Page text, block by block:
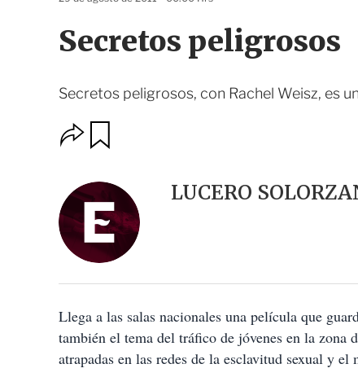
r
Secretos peligrosos
Secretos peligrosos, con Rachel Weisz, es
O
p
o
n
e
c
m
a
r
d
a
r
LUCERO
Llega a las salas nacionales una película que
también el tema del tráfico de jóvenes en la zona
atrapadas en las redes de la esclavitud sexual y